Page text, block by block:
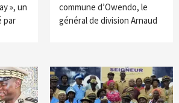
», un
par
commune d’Owendo, le
général de division Arnaud